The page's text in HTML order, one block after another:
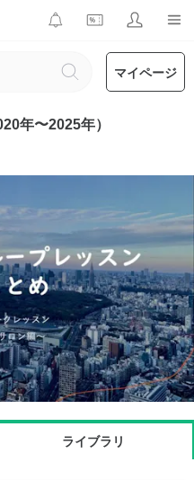
マイページ
年〜2025年）
ライブラリ